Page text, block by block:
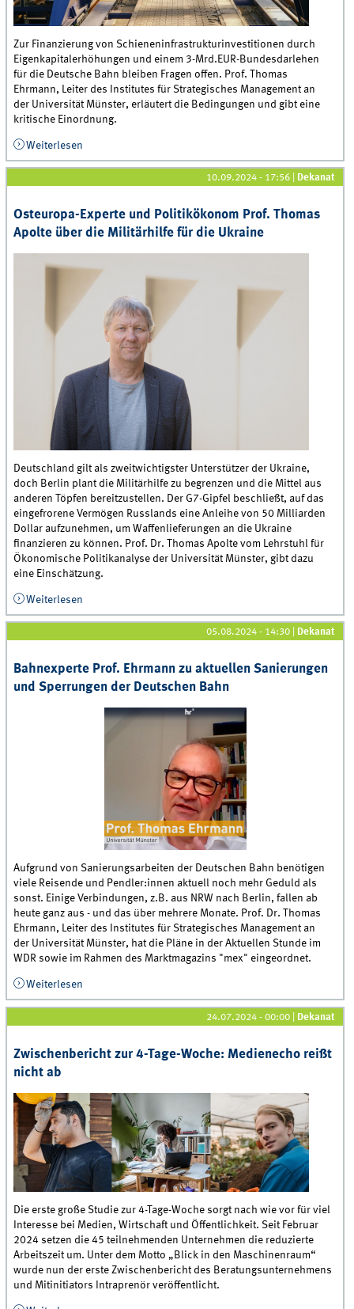
Zur Finanzierung von Schieneninfrastrukturinvestitionen durch
Eigenkapitalerhöhungen und einem 3-Mrd.EUR-Bundesdarlehen
für die Deutsche Bahn bleiben Fragen offen. Prof. Thomas
Ehrmann, Leiter des Institutes für Strategisches Management an
der Universität Münster, erläutert die Bedingungen und gibt eine
kritische Einordnung.
Weiterlesen
Eigenkapital
10.09.2024 - 17:56 Dekanat
Osteuropa-Experte und Politikökonom Prof. Thomas
Apolte über die Militärhilfe für die Ukraine
Deutschland gilt als zweitwichtigster Unterstützer der Ukraine,
doch Berlin plant die Militärhilfe zu begrenzen und die Mittel aus
anderen Töpfen bereitzustellen. Der G7-Gipfel beschließt, auf das
eingefrorene Vermögen Russlands eine Anleihe von 50 Milliarden
Dollar aufzunehmen, um Waffenlieferungen an die Ukraine
finanzieren zu können. Prof. Dr. Thomas Apolte vom Lehrstuhl für
Ökonomische Politikanalyse der Universität Münster, gibt dazu
eine Einschätzung.
Weiterlesen
Thomas Apolte über die Militärhilfe für die Ukraine
05.08.2024 - 14:30 Dekanat
Bahnexperte Prof. Ehrmann zu aktuellen Sanierungen
und Sperrungen der Deutschen Bahn
Aufgrund von Sanierungsarbeiten der Deutschen Bahn benötigen
viele Reisende und Pendler:innen aktuell noch mehr Geduld als
sonst. Einige Verbindungen, z.B. aus NRW nach Berlin, fallen ab
heute ganz aus - und das über mehrere Monate. Prof. Dr. Thomas
Ehrmann, Leiter des Institutes für Strategisches Management an
der Universität Münster, hat die Pläne in der Aktuellen Stunde im
WDR sowie im Rahmen des Marktmagazins "mex" eingeordnet.
Weiterlesen
Sanierungen und Sperrungen der Deutschen Bahn
24.07.2024 - 00:00 Dekanat
Zwischenbericht zur 4-Tage-Woche: Medienecho reißt
nicht ab
Die erste große Studie zur 4-Tage-Woche sorgt nach wie vor für viel
Interesse bei Medien, Wirtschaft und Öffentlichkeit. Seit Februar
2024 setzen die 45 teilnehmenden Unternehmen die reduzierte
Arbeitszeit um. Unter dem Motto „Blick in den Maschinenraum“
wurde nun der erste Zwischenbericht des Beratungsunternehmens
und Mitinitiators Intraprenör veröffentlicht.